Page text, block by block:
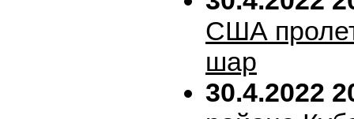
США
шар
30.4.2022